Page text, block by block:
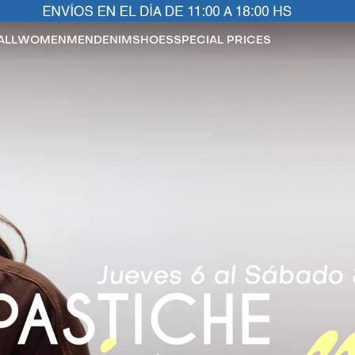
WOMEN MEN DENIM SHOESSPECIAL PRICES